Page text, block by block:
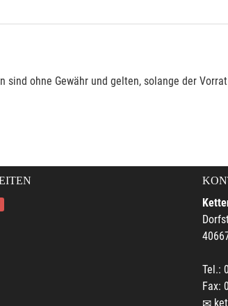
ohne Gewähr und gelten, solange der
Tel.:
Fax: